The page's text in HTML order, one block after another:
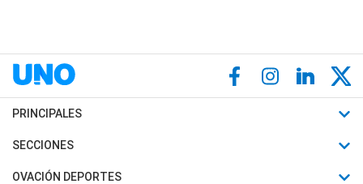
PRINCIPALES
Últimas Noticias
Política
SECCIONES
Horóscopo
OVACIÓN DEPORTES